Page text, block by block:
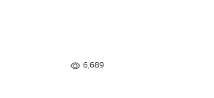
6,689